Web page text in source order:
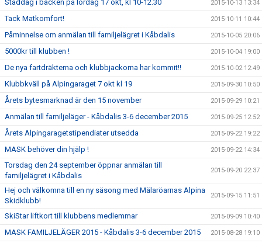
Städdag i backen på lördag 17 okt, kl 10-12.30 2015-10-13 13:34
Tack Matkomfort! 2015-10-11 10:44
Påminnelse om anmälan till familjelägret i Kåbdalis 2015-10-05 20:06
5000kr till klubben ! 2015-10-04 19:00
De nya fartdräkterna och klubbjackorna har kommit!! 2015-10-02 12:49
Klubbkväll på Alpingaraget 7 okt kl 19 2015-09-30 10:50
Årets bytesmarknad är den 15 november 2015-09-29 10:21
Anmälan till familjeläger - Kåbdalis 3-6 december 2015 2015-09-25 12:52
Årets Alpingaragetstipendiater utsedda 2015-09-22 19:22
MASK behöver din hjälp ! 2015-09-22 14:34
Torsdag den 24 september öppnar anmälan till
familjelägret i Kåbdalis
2015-09-20 22:37
Hej och välkomna till en ny säsong med Mälaröarnas Alpina
Skidklubb!
2015-09-15 11:51
SkiStar liftkort till klubbens medlemmar 2015-09-09 10:40
MASK FAMILJELÄGER 2015 - Kåbdalis 3-6 december 2015 2015-08-28 19:10